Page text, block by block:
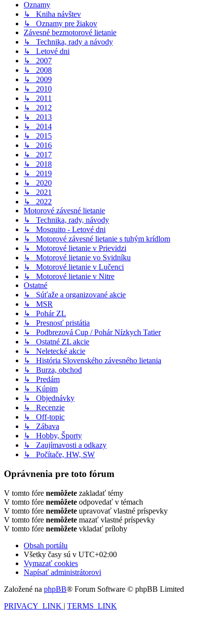
Oznamy
↳ Kniha návštev
↳ Oznamy pre žiakov
Závesné bezmotorové lietanie
↳ Technika, rady a návody
↳ Letové dni
↳ 2007
↳ 2008
↳ 2009
↳ 2010
↳ 2011
↳ 2012
↳ 2013
↳ 2014
↳ 2015
↳ 2016
↳ 2017
↳ 2018
↳ 2019
↳ 2020
↳ 2021
↳ 2022
Motorové závesné lietanie
↳ Technika, rady, návody
↳ Mosquito - Letové dni
↳ Motorové závesné lietanie s tuhým krídlom
↳ Motorové lietanie v Prievidzi
↳ Motorové lietanie vo Svidníku
↳ Motorové lietanie v Lučenci
↳ Motorové lietanie v Nitre
Ostatné
↳ Súťaže a organizované akcie
↳ MSR
↳ Pohár ZL
↳ Presnosť pristátia
↳ Podbrezová Cup / Pohár Nízkych Tatier
↳ Ostatné ZL akcie
↳ Neletecké akcie
↳ História Slovenského závesného lietania
↳ Burza, obchod
↳ Predám
↳ Kúpim
↳ Objednávky
↳ Recenzie
↳ Off-topic
↳ Zábava
↳ Hobby, Športy
↳ Zaujímavosti a odkazy
↳ Počítače, HW, SW
Oprávnenia pre toto fórum
V tomto fóre nemôžete zakladať témy
V tomto fóre nemôžete odpovedať v témach
V tomto fóre nemôžete upravovať vlastné príspevky
V tomto fóre nemôžete mazať vlastné príspevky
V tomto fóre nemôžete vkladať prílohy
Obsah portálu
Všetky časy sú v UTC+02:00
Vymazať cookies
Napísať administrátorovi
Založené na phpBB® Forum Software © phpBB Limited
PRIVACY_LINK | TERMS_LINK